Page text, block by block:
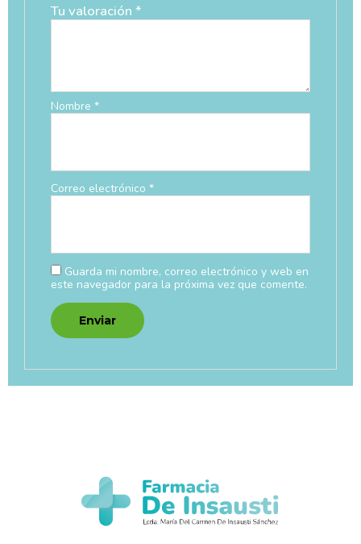
Tu valoración *
Nombre *
Correo electrónico *
Guarda mi nombre, correo electrónico y web en
este navegador para la próxima vez que comente.